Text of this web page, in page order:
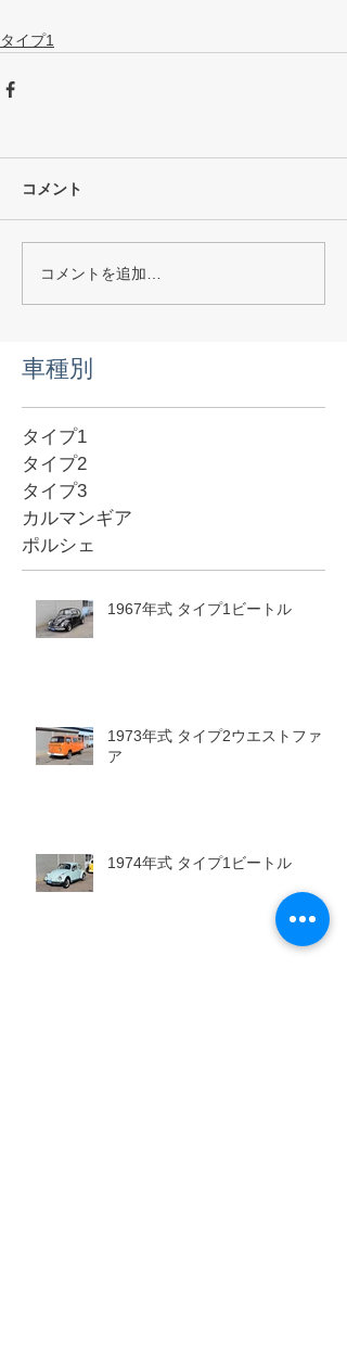
タイプ1
コメント
コメントを追加…
​車種別
タイプ1
タイプ2
タイプ3
カルマンギア
ポルシェ
1967年式 タイプ1ビートル
1973年式 タイプ2ウエストファリ
ア
1974年式 タイプ1ビートル